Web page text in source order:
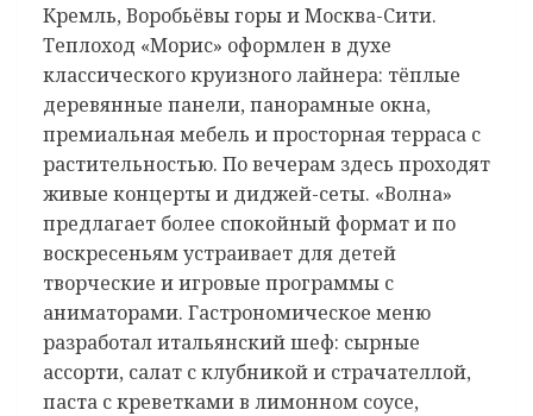
Кремль, Воробьёвы горы и Москва-Сити.
Теплоход «Морис» оформлен в духе
классического круизного лайнера: тёплые
деревянные панели, панорамные окна,
премиальная мебель и просторная терраса с
растительностью. По вечерам здесь проходят
живые концерты и диджей-сеты. «Волна»
предлагает более спокойный формат и по
воскресеньям устраивает для детей
творческие и игровые программы с
аниматорами. Гастрономическое меню
разработал итальянский шеф: сырные
ассорти, салат с клубникой и страчателлой,
паста с креветками в лимонном соусе,